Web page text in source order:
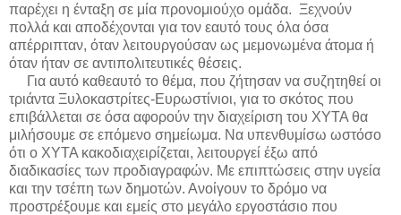
παρέχει η ένταξη σε μία προνομιούχο ομάδα. Ξεχνούν
πολλά και αποδέχονται για τον εαυτό τους όλα όσα
απέρριπταν, όταν λειτουργούσαν ως μεμονωμένα άτομα ή
όταν ήταν σε αντιπολιτευτικές θέσεις.
Για αυτό καθεαυτό το θέμα, που ζήτησαν να συζητηθεί οι
τριάντα Ξυλοκαστρίτες-Ευρωστίνιοι, για το σκότος που
επιβάλλεται σε όσα αφορούν την διαχείριση του ΧΥΤΑ θα
μιλήσουμε σε επόμενο σημείωμα. Να υπενθυμίσω ωστόσο
ότι ο ΧΥΤΑ κακοδιαχειρίζεται, λειτουργεί έξω από
διαδικασίες των προδιαγραφών. Με επιπτώσεις στην υγεία
και την τσέπη των δημοτών. Ανοίγουν το δρόμο να
προστρέξουμε και εμείς στο μεγάλο εργοστάσιο που